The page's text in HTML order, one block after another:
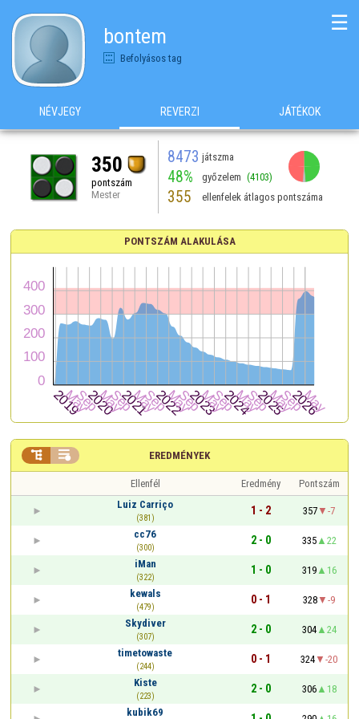
bontem
Befolyásos tag
☰
NÉVJEGY REVERZI JÁTÉKOK
350
pontszám
Mester
8473 játszma
48% győzelem (4103)
355 ellenfelek átlagos pontszáma
PONTSZÁM ALAKULÁSA
EREDMÉNYEK
 
Ellenfél Eredmény
Pontszám
Luiz Carriço
(381)
1 - 2 357
-7
cc76
(300)
2 - 0 335
22
iMan
(322)
1 - 0 319
16
kewals
(479)
0 - 1 328
-9
Skydiver
(307)
2 - 0 304
24
timetowaste
(244)
0 - 1 324
-20
Kiste
(223)
2 - 0 306
18
kubik69